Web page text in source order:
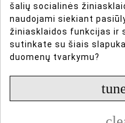
šalių socialinės
naudojami siekiant
žiniasklaidos funkcijas ir
sutinkate su šiais
duomenų tvarkymu?